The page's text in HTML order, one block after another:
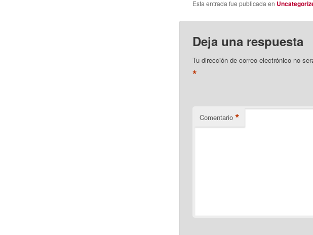
Esta entrada fue publicada en
Deja una respuesta
Tu dirección de correo electrónico no
*
Comentario *